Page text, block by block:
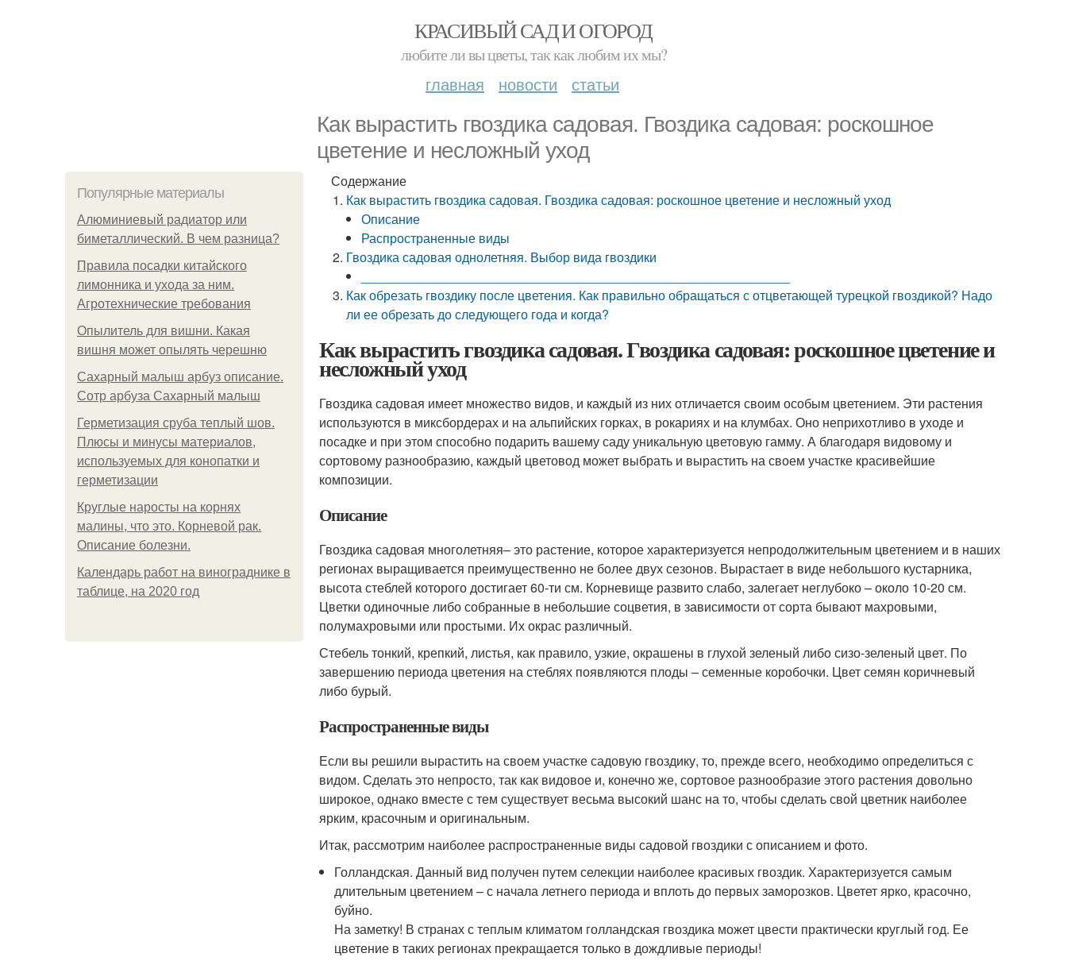
КРАСИВЫЙ САД И ОГОРОД
любите ли вы цветы, так как любим их мы?
главная новости статьи
Как вырастить гвоздика садовая. Гвоздика садовая: роскошное
цветение и несложный уход
Популярные материалы
Алюминиевый радиатор или
биметаллический. В чем разница?
Правила посадки китайского
лимонника и ухода за ним.
Агротехнические требования
Опылитель для вишни. Какая
вишня может опылять черешню
Сахарный малыш арбуз описание.
Сотр арбуза Сахарный малыш
Герметизация сруба теплый шов.
Плюсы и минусы материалов,
используемых для конопатки и
герметизации
Круглые наросты на корнях
малины, что это. Корневой рак.
Описание болезни.
Календарь работ на винограднике в
таблице, на 2020 год
Содержание
Как вырастить гвоздика садовая. Гвоздика садовая: роскошное цветение и несложный уход
Описание
Распространенные виды
Гвоздика садовая однолетняя. Выбор вида гвоздики
Как обрезать гвоздику после цветения. Как правильно обращаться с отцветающей турецкой гвоздикой? Надо
ли ее обрезать до следующего года и когда?
Как вырастить гвоздика садовая. Гвоздика садовая: роскошное цветение и
несложный уход
Гвоздика садовая имеет множество видов, и каждый из них отличается своим особым цветением. Эти растения
используются в миксбордерах и на альпийских горках, в рокариях и на клумбах. Оно неприхотливо в уходе и
посадке и при этом способно подарить вашему саду уникальную цветовую гамму. А благодаря видовому и
сортовому разнообразию, каждый цветовод может выбрать и вырастить на своем участке красивейшие
композиции.
Описание
Гвоздика садовая многолетняя– это растение, которое характеризуется непродолжительным цветением и в наших
регионах выращивается преимущественно не более двух сезонов. Вырастает в виде небольшого кустарника,
высота стеблей которого достигает 60-ти см. Корневище развито слабо, залегает неглубоко – около 10-20 см.
Цветки одиночные либо собранные в небольшие соцветия, в зависимости от сорта бывают махровыми,
полумахровыми или простыми. Их окрас различный.
Стебель тонкий, крепкий, листья, как правило, узкие, окрашены в глухой зеленый либо сизо-зеленый цвет. По
завершению периода цветения на стеблях появляются плоды – семенные коробочки. Цвет семян коричневый
либо бурый.
Распространенные виды
Если вы решили вырастить на своем участке садовую гвоздику, то, прежде всего, необходимо определиться с
видом. Сделать это непросто, так как видовое и, конечно же, сортовое разнообразие этого растения довольно
широкое, однако вместе с тем существует весьма высокий шанс на то, чтобы сделать свой цветник наиболее
ярким, красочным и оригинальным.
Итак, рассмотрим наиболее распространенные виды садовой гвоздики с описанием и фото.
Голландская. Данный вид получен путем селекции наиболее красивых гвоздик. Характеризуется самым
длительным цветением – с начала летнего периода и вплоть до первых заморозков. Цветет ярко, красочно,
буйно.
На заметку! В странах с теплым климатом голландская гвоздика может цвести практически круглый год. Ее
цветение в таких регионах прекращается только в дождливые периоды!